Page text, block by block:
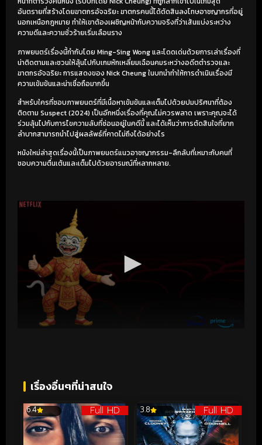
อันตรายที่สร้างโดยฆาตกรอัจฉริยะ ฆาตกรคนนี้ได้ตัดสินลงโทษอาชญากรที่อยู่
นอกเหนือกฎหมาย ทำให้เขาต้องเผชิญหน้ากับความจริงที่ว่าเส้นแบ่งระหว่าง
ความดีและความชั่วร้ายเริ่มเลือนราง
ภาพยนตร์เรื่องนี้กำกับโดย Ming-Sing Wong และโดดเด่นด้วยการเล่าเรื่องที่
น่าติดตามและชวนให้ลุ้นไปกับเกมหักเหลี่ยมเฉือนคมระหว่างอดีตตำรวจและ
ฆาตกรอัจฉริยะ การแสดงของ Nick Cheung ในบทนำทำให้การดำเนินเรื่องมี
ความเข้มข้นและน่าเชื่อถือมากขึ้น
สำหรับใครที่ชอบภาพยนตร์ที่มีเนื้อหาเข้มข้นและเต็มไปด้วยปมปริศนาที่ต้อง
ติดตาม Suspect (2024) เป็นอีกหนึ่งเรื่องที่คุณไม่ควรพลาด เพราะคุณจะได้
ร่วมลุ้นไปกับการไขความลับที่ซ่อนอยู่ในคดีนี้ และได้เห็นว่าการตัดสินใจที่ยาก
ลำบากสามารถนำไปสู่ผลลัพธ์ที่คาดไม่ถึงได้อย่างไร
หนังใหม่ล่าสุดเรื่องนี้เป็นภาพยนตร์แนวอาชญากรรม-ลึกลับที่เหมาะกับคนที่
ชอบความตื่นเต้นและเต็มไปด้วยอารมณ์ที่หลากหลาย.
เรื่องอื่นๆที่น่าสนใจ
Full HD
6.4 Full HD
3.8